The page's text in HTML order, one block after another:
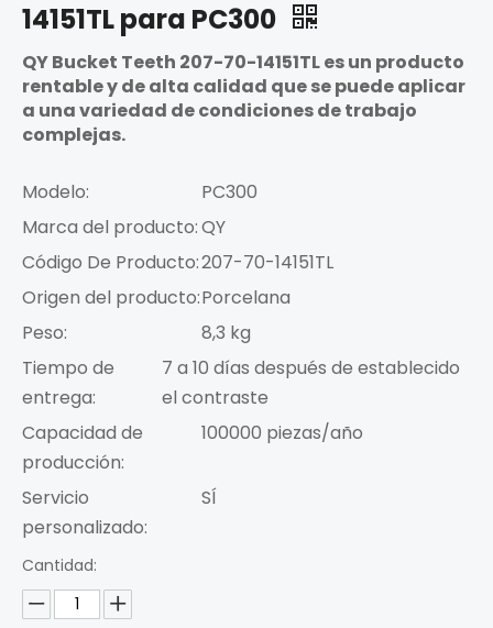
14151TL para PC300
QY Bucket Teeth 207-70-14151TL es un producto
rentable y de alta calidad que se puede aplicar
a una variedad de condiciones de trabajo
complejas.
Modelo:
PC300
Marca del producto:QY
Código De Producto:207-70-14151TL
Origen del producto:Porcelana
Peso:
8,3 kg
Tiempo de
entrega:
7 a 10 días después de establecido
el contraste
Capacidad de
producción:
100000 piezas/año
Servicio
personalizado:
SÍ
Cantidad: